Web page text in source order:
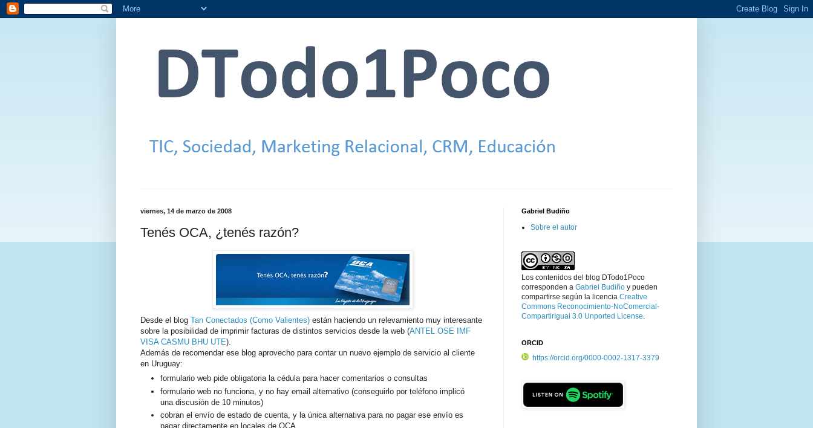
viernes, 14 de marzo de 2008
Tenés OCA, ¿tenés razón?
Desde el blog Tan Conectados (Como Valientes) están haciendo un relevamiento muy interesante
sobre la posibilidad de imprimir facturas de distintos servicios desde la web (ANTEL OSE IMF
VISA CASMU BHU UTE).
Además de recomendar ese blog aprovecho para contar un nuevo ejemplo de servicio al cliente
en Uruguay:
formulario web pide obligatoria la cédula para hacer comentarios o consultas
formulario web no funciona, y no hay email alternativo (conseguirlo por teléfono implicó
una discusión de 10 minutos)
cobran el envío de estado de cuenta, y la única alternativa para no pagar ese envío es
pagar directamente en locales de OCA
Gabriel Budiño
Sobre el autor
Los contenidos del blog DTodo1Poco
corresponden a Gabriel Budiño y pueden
compartirse según la licencia Creative
Commons Reconocimiento-NoComercial-
CompartirIgual 3.0 Unported License.
ORCID
https://orcid.org/0000-0002-1317-3379